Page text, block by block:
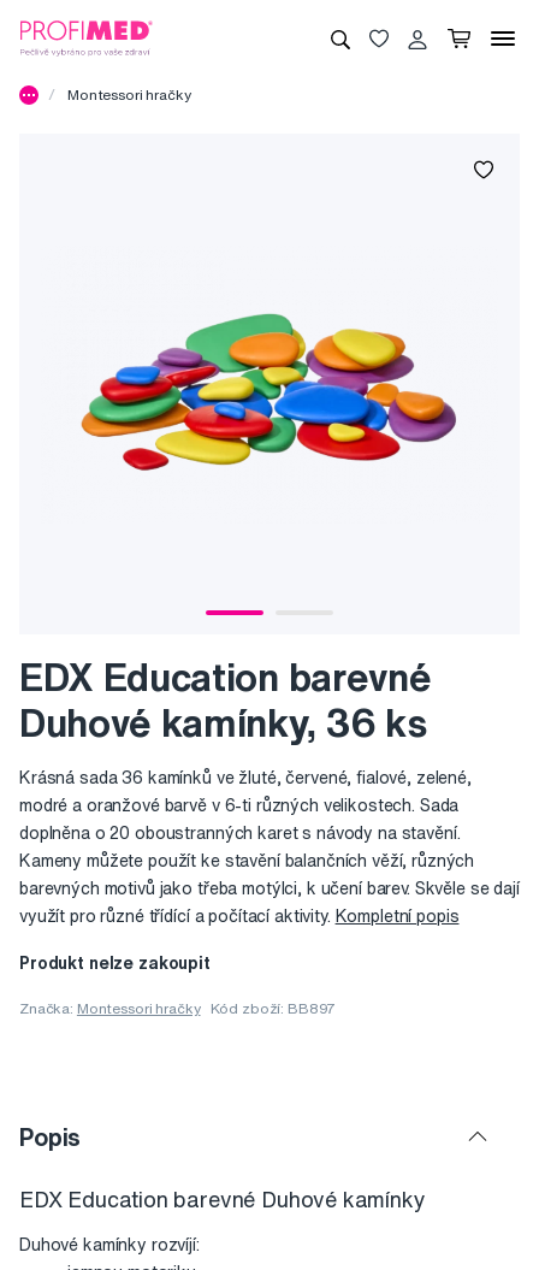
Montessori hračky
EDX Education barevné
Duhové kamínky, 36 ks
Krásná sada 36 kamínků ve žluté, červené, fialové, zelené,
modré a oranžové barvě v 6-ti různých velikostech. Sada
doplněna o 20 oboustranných karet s návody na stavění.
Kameny můžete použít ke stavění balančních věží, různých
barevných motivů jako třeba motýlci, k učení barev. Skvěle se dají
využít pro různé třídící a počítací aktivity. Kompletní popis
Produkt nelze zakoupit
Značka: Montessori hračky Kód zboží: BB897
Popis
EDX Education barevné Duhové kamínky
Duhové kamínky rozvíjí: